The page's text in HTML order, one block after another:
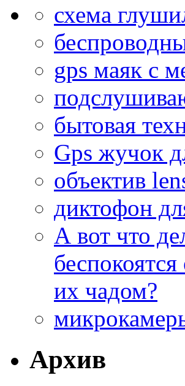
схема
gps маяк с
бытовая
Gps жучок
объектив
диктофон
А вот что
их чадом?
Архив